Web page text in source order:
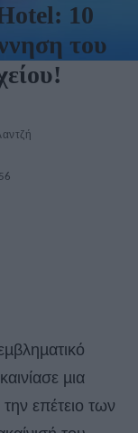
10
του
µια
επέτειο των